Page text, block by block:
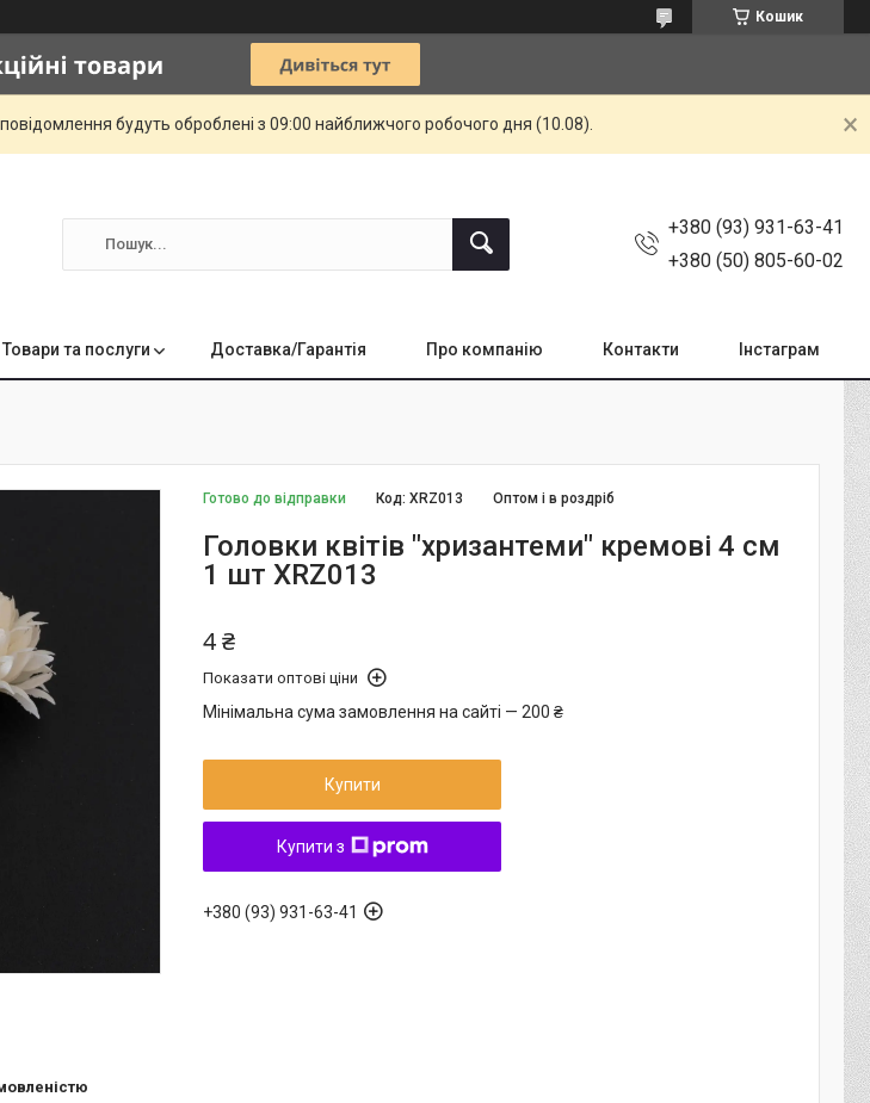
Кошик
будуть оброблені з 09:00 найближчого робочого дня (10.08).
+380 (93) 931-63-41
+380 (50) 805-60-02
Товари та послуги Доставка/Гарантія Про компанію Контакти Інстаграм
Готово до відправки Оптом і в роздріб
Код:XRZ013
Головки квітів "хризантеми" кремові 4 см
1 шт XRZ013
4 ₴
Показати оптові ціни
Мінімальна сума замовлення на сайті — 200 ₴
Купити
Купити з
+380 (93) 931-63-41